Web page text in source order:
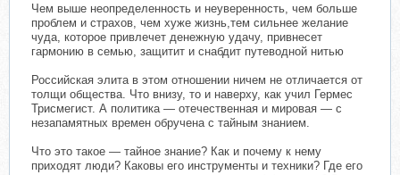
Чем выше неопределенность и неуверенность, чем больше
проблем и страхов, чем хуже жизнь,тем сильнее желание
чуда, которое привлечет денежную удачу, привнесет
гармонию в семью, защитит и снабдит путеводной нитью
Российская элита в этом отношении ничем не отличается от
толщи общества. Что внизу, то и наверху, как учил Гермес
Трисмегист. А политика — отечественная и мировая — с
незапамятных времен обручена с тайным знанием.
Что это такое — тайное знание? Как и почему к нему
приходят люди? Каковы его инструменты и техники? Где его